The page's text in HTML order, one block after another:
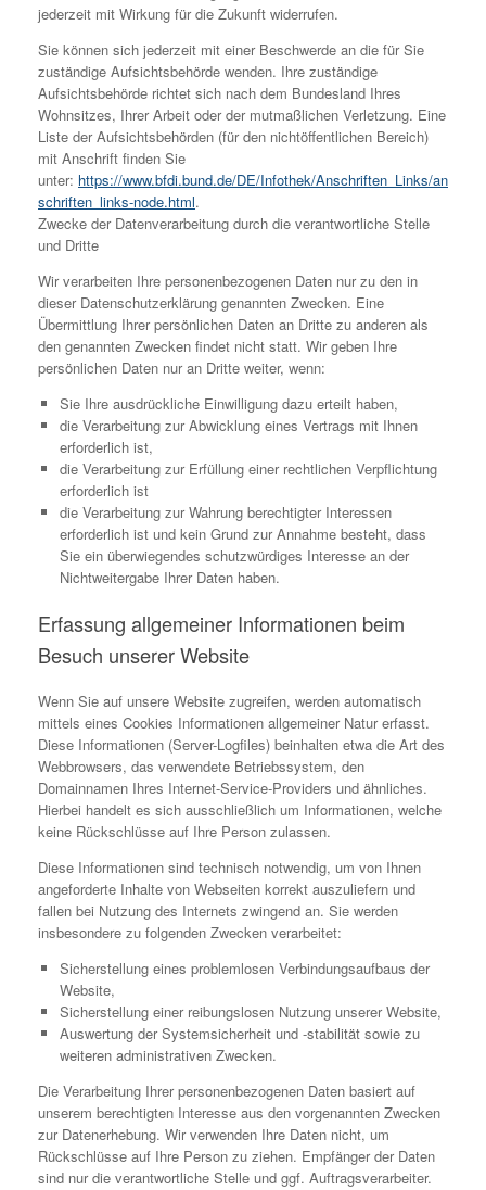
jederzeit mit Wirkung für die Zukunft widerrufen.
Sie können sich jederzeit mit einer Beschwerde an die für Sie
zuständige Aufsichtsbehörde wenden. Ihre zuständige
Aufsichtsbehörde richtet sich nach dem Bundesland Ihres
Wohnsitzes, Ihrer Arbeit oder der mutmaßlichen Verletzung. Eine
Liste der Aufsichtsbehörden (für den nichtöffentlichen Bereich)
mit Anschrift finden Sie
unter: https://www.bfdi.bund.de/DE/Infothek/Anschriften_Links/an
schriften_links-node.html.
Zwecke der Datenverarbeitung durch die verantwortliche Stelle
und Dritte
Wir verarbeiten Ihre personenbezogenen Daten nur zu den in
dieser Datenschutzerklärung genannten Zwecken. Eine
Übermittlung Ihrer persönlichen Daten an Dritte zu anderen als
den genannten Zwecken findet nicht statt. Wir geben Ihre
persönlichen Daten nur an Dritte weiter, wenn:
Sie Ihre ausdrückliche Einwilligung dazu erteilt haben,
die Verarbeitung zur Abwicklung eines Vertrags mit Ihnen
erforderlich ist,
die Verarbeitung zur Erfüllung einer rechtlichen Verpflichtung
erforderlich ist
die Verarbeitung zur Wahrung berechtigter Interessen
erforderlich ist und kein Grund zur Annahme besteht, dass
Sie ein überwiegendes schutzwürdiges Interesse an der
Nichtweitergabe Ihrer Daten haben.
Erfassung allgemeiner Informationen beim
Besuch unserer Website
Wenn Sie auf unsere Website zugreifen, werden automatisch
mittels eines Cookies Informationen allgemeiner Natur erfasst.
Diese Informationen (Server-Logfiles) beinhalten etwa die Art des
Webbrowsers, das verwendete Betriebssystem, den
Domainnamen Ihres Internet-Service-Providers und ähnliches.
Hierbei handelt es sich ausschließlich um Informationen, welche
keine Rückschlüsse auf Ihre Person zulassen.
Diese Informationen sind technisch notwendig, um von Ihnen
angeforderte Inhalte von Webseiten korrekt auszuliefern und
fallen bei Nutzung des Internets zwingend an. Sie werden
insbesondere zu folgenden Zwecken verarbeitet:
Sicherstellung eines problemlosen Verbindungsaufbaus der
Website,
Sicherstellung einer reibungslosen Nutzung unserer Website,
Auswertung der Systemsicherheit und -stabilität sowie zu
weiteren administrativen Zwecken.
Die Verarbeitung Ihrer personenbezogenen Daten basiert auf
unserem berechtigten Interesse aus den vorgenannten Zwecken
zur Datenerhebung. Wir verwenden Ihre Daten nicht, um
Rückschlüsse auf Ihre Person zu ziehen. Empfänger der Daten
sind nur die verantwortliche Stelle und ggf. Auftragsverarbeiter.